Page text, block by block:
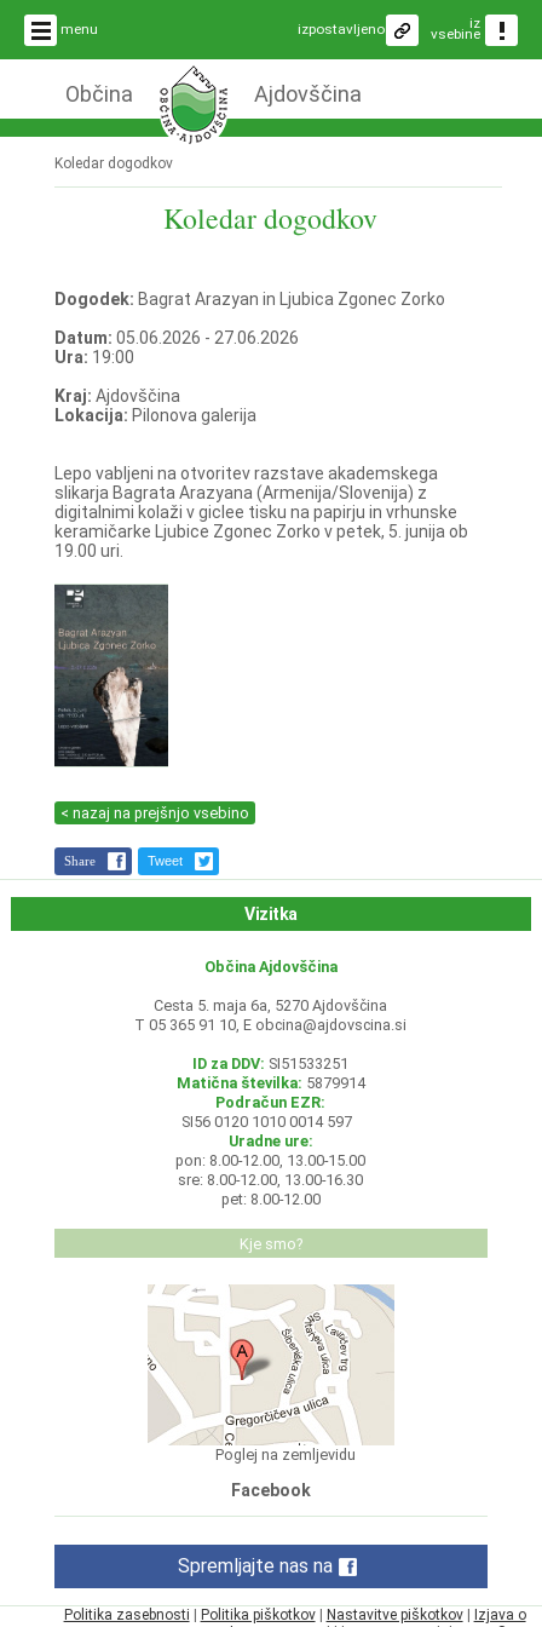
menu iz
vsebine
izpostavljeno
Občina Ajdovščina
Koledar dogodkov
Koledar dogodkov
Dogodek: Bagrat Arazyan in Ljubica Zgonec Zorko
Datum: 05.06.2026 - 27.06.2026
Ura: 19:00
Kraj: Ajdovščina
Lokacija: Pilonova galerija
Lepo vabljeni na otvoritev razstave akademskega
slikarja Bagrata Arazyana (Armenija/Slovenija) z
digitalnimi kolaži v giclee tisku na papirju in vrhunske
keramičarke Ljubice Zgonec Zorko v petek, 5. junija ob
19.00 uri.
< nazaj na prejšnjo vsebino
Share Tweet
Vizitka
Občina Ajdovščina
Cesta 5. maja 6a, 5270 Ajdovščina
T 05 365 91 10, E obcina@ajdovscina.si
ID za DDV: SI51533251
Matična številka: 5879914
Podračun EZR:
SI56 0120 1010 0014 597
Uradne ure:
pon: 8.00-12.00, 13.00-15.00
sre: 8.00-12.00, 13.00-16.30
pet: 8.00-12.00
Kje smo?
Poglej na zemljevidu
Facebook
Spremljajte nas na
Politika zasebnosti Politika piškotkov| Nastavitve piškotkov|
Izjava o